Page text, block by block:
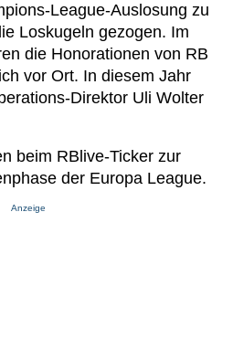
League-Auslosung zu
Loskugeln gezogen. Im
die Honorationen von RB
vor Ort. In diesem Jahr
Direktor Uli Wolter
beim RBlive-Ticker zur
der Europa League.
Anzeige